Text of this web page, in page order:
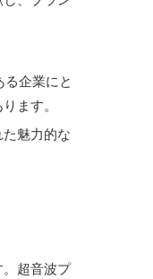
企業にと
ます。
魅力的な
超音波プ